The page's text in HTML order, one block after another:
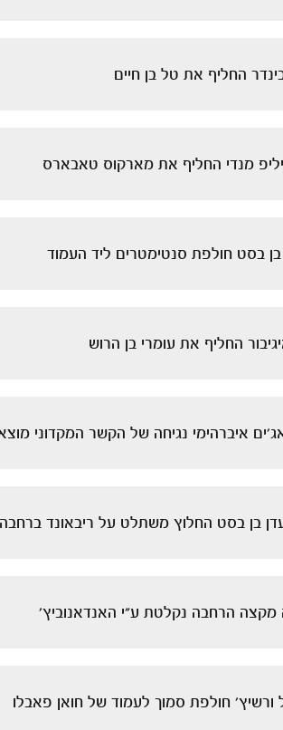
החליף את טל בן חיים
מנדי החליף את מארקוס טאבארס
בסט חולפת סנטימטרים ליד העמוד
החליף את עומרי בן הרוש
איברהימי נגיחה של הקשר המקדוני
בן בסט החלוץ משתלט על ריבאונד ברחבה
מקצה הרחבה נקלטת ע"י האנדאנוביץ'
חולפת סמוך לעמוד של חואן פאבלו